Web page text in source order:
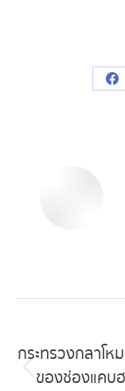
navigation
กระทรวงกลาโ
ของช่องแคบ